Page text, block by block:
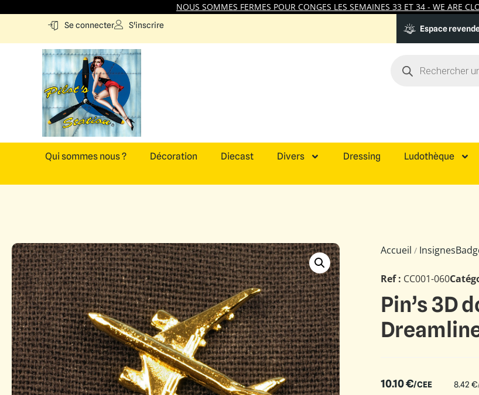
NOUS SOMMES FERMES POUR CONGES LES SEMAINES 33 ET 34 - WE ARE
Se connecter S'inscrire Espace
Qui sommes nous ? Décoration Diecast Divers Dressing Ludothèque
Accueil /
Ref : CC001-060
Pin’s 3D
10.10€/CEE 8.42 €